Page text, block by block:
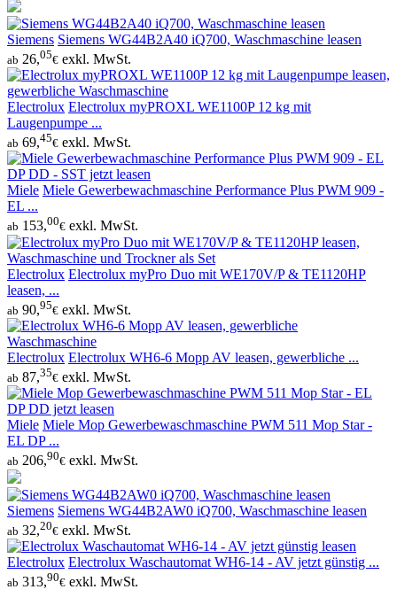
Siemens Siemens WG44B2A40 iQ700, Waschmaschine leasen
ab 26,05€ exkl. MwSt.
Electrolux Electrolux myPROXL WE1100P 12 kg mit
Laugenpumpe ...
ab 69,45€ exkl. MwSt.
Miele Miele Gewerbewachmaschine Performance Plus PWM 909 -
EL ...
ab 153,00€ exkl. MwSt.
Electrolux Electrolux myPro Duo mit WE170V/P & TE1120HP
leasen, ...
ab 90,95€ exkl. MwSt.
Electrolux Electrolux WH6-6 Mopp AV leasen, gewerbliche ...
ab 87,35€ exkl. MwSt.
Miele Miele Mop Gewerbewaschmaschine PWM 511 Mop Star -
EL DP ...
ab 206,90€ exkl. MwSt.
Siemens Siemens WG44B2AW0 iQ700, Waschmaschine leasen
ab 32,20€ exkl. MwSt.
Electrolux Electrolux Waschautomat WH6-14 - AV jetzt günstig ...
ab 313,90€ exkl. MwSt.